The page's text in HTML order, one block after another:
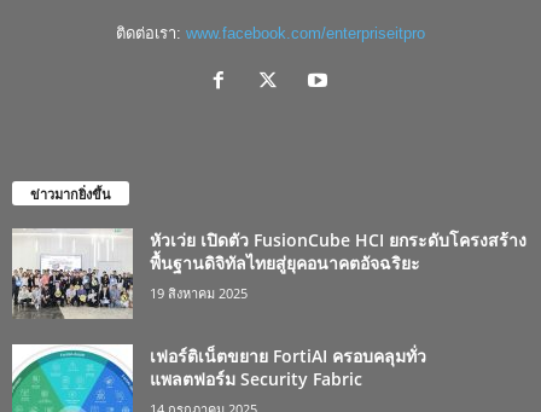
ติดต่อเรา: www.facebook.com/enterpriseitpro
ข่าวมากยิ่งขึ้น
หัวเว่ย เปิดตัว FusionCube HCI ยกระดับโครงสร้าง
พื้นฐานดิจิทัลไทยสู่ยุคอนาคตอัจฉริยะ
19 สิงหาคม 2025
เฟอร์ติเน็ตขยาย FortiAI ครอบคลุมทั่ว
แพลตฟอร์ม Security Fabric